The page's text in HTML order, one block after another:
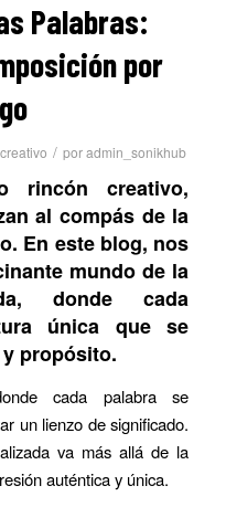
Palabras:
por
/ poradmin_sonikhub
rincón creativo,
al compás de la
En este blog, nos
mundo de la
donde cada
única que se
propósito.
cada palabra se
un lienzo de significado.
va más allá de la
auténtica y única.